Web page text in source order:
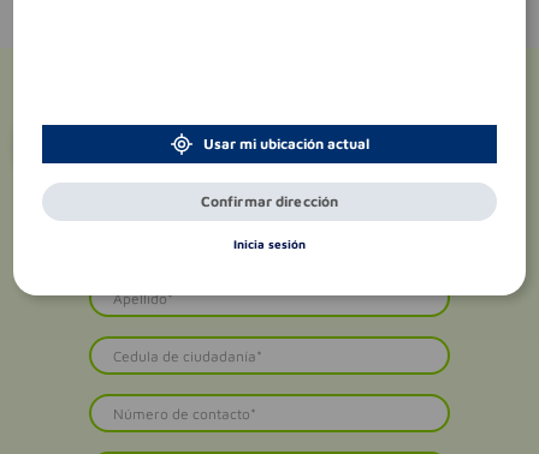
¡Suscríbete y recibepromociones
exclusivas!
Usar mi ubicación actual
Confirmar dirección
Inicia sesión